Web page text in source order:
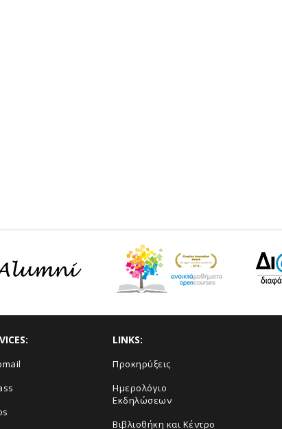
LINKS:
Προκηρύξεις
Ημερολόγιο
Εκδηλώσεων
Βιβλιοθήκη και Κέντρο